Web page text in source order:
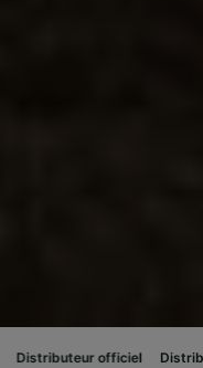
officiel Distributeur officiel